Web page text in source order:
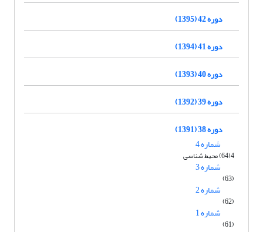
دوره 42 (1395)
دوره 41 (1394)
دوره 40 (1393)
دوره 39 (1392)
دوره 38 (1391)
شماره 4
4(64) محیط شناسی
شماره 3
(63)
شماره 2
(62)
شماره 1
(61)